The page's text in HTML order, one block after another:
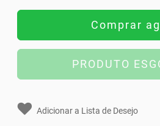
Comprar
PRODUTO
Adicionar a Lista de Desejo